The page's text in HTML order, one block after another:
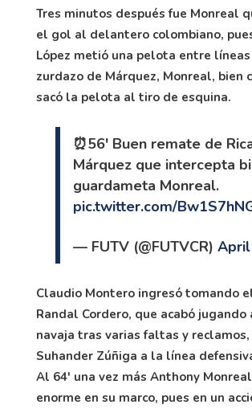
Tres minutos después fue Monreal
el gol al delantero colombiano,
López metió una pelota entre
zurdazo de Márquez, Monreal, bien
sacó la pelota al tiro de esquina.
⏰56' Buen remate de
Márquez que intercepta
guardameta Monreal.
pic.twitter.com/
— FUTV (@FUTVCR)
Claudio Montero ingresó tomando
Randal Cordero, que acabó
navaja tras varias faltas y reclamos,
Suhander Zúñiga a la línea
Al 64' una vez más Anthony
enorme en su marco, pues en un